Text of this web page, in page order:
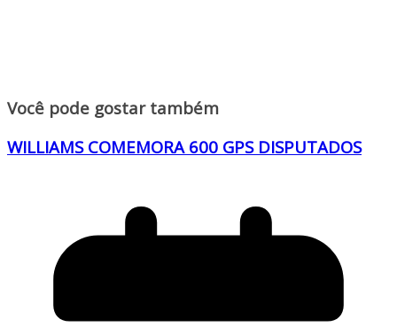
Você pode gostar também
WILLIAMS COMEMORA 600 GPS DISPUTADOS